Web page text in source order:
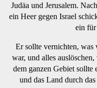
Judäa und Jerusalem.
ein Heer gegen Israel
ein für
Er sollte vernichten, was
war, und alles
dem ganzen Gebiet sollte
und das Land durch